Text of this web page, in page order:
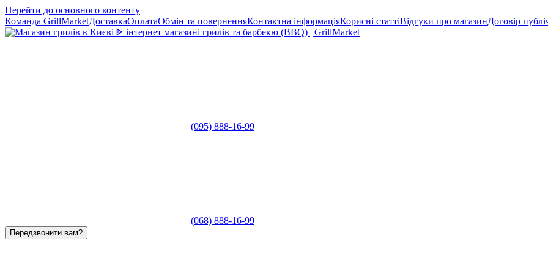
Перейти до основного контенту
Команда GrillMarketДоставкаОплатаОбмін та поверненняКонтактна інформаціяКорисні статтіВідгуки про магазинДоговір
(095) 888-16-99
(068) 888-16-99
Передзвонити вам?